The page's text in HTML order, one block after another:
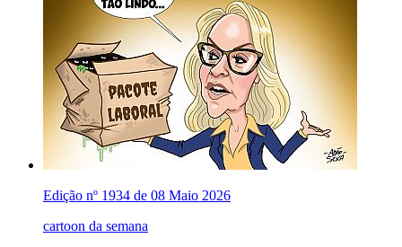
Edição nº 1934 de 08 Maio 2026
cartoon da semana